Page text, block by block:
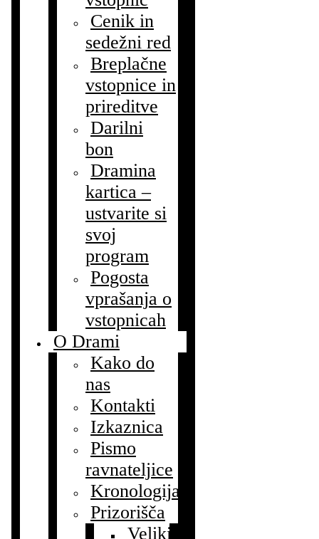
Cenik in
sedežni red
Breplačne
vstopnice in
prireditve
Darilni
bon
Dramina
kartica –
ustvarite si
svoj
program
Pogosta
vprašanja o
vstopnicah
O Drami
Kako do
nas
Kontakti
Izkaznica
Pismo
ravnateljice
Kronologija
Prizorišča
Veliki